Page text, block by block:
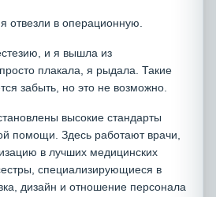
в операционную.
и я вышла из
плакала, я рыдала. Такие
забыть, но это не возможно.
высокие стандарты
помощи. Здесь работают врачи,
в лучших медицинских
специализирующиеся в
дизайн и отношение персонала